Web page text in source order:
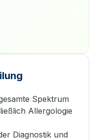
Spektrum
Allergologie
Diagnostik und